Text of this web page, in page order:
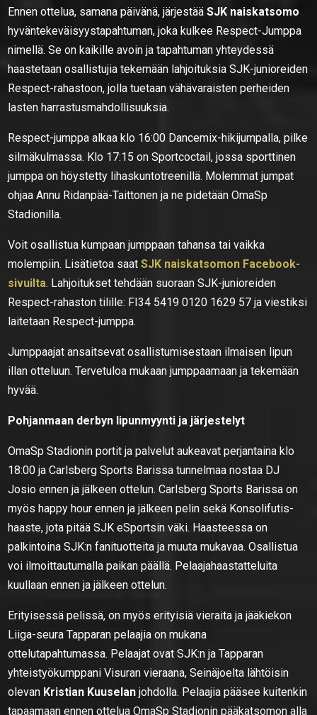
Ennen ottelua, samana päivänä, järjestääSJK naiskatsomo
hyväntekeväisyystapahtuman, joka kulkee Respect-Jumppa
nimellä. Se on kaikille avoin ja tapahtuman yhteydessä
haastetaan osallistujia tekemään lahjoituksia SJK-junioreiden
Respect-rahastoon, jolla tuetaan vähävaraisten perheiden
lasten harrastusmahdollisuuksia.
Respect-jumppa alkaa klo 16:00 Dancemix-hikijumpalla, pilke
silmäkulmassa. Klo 17:15 on Sportcoctail, jossa sporttinen
jumppa on höystetty lihaskuntotreenillä. Molemmat jumpat
ohjaa Annu Ridanpää-Taittonen ja ne pidetään OmaSp
Stadionilla.
Voit osallistua kumpaan jumppaan tahansa tai vaikka
molempiin. Lisätietoa saatSJK naiskatsomon Facebook-
sivuilta. Lahjoitukset tehdään suoraan SJK-junioreiden
Respect-rahaston tilille: FI34 5419 0120 1629 57 ja viestiksi
laitetaan Respect-jumppa.
Jumppaajat ansaitsevat osallistumisestaan ilmaisen lipun
illan otteluun. Tervetuloa mukaan jumppaamaan ja tekemään
hyvää.
Pohjanmaan derbyn lipunmyynti ja järjestelyt
OmaSp Stadionin portit ja palvelut aukeavat perjantaina klo
18:00 ja Carlsberg Sports Barissa tunnelmaa nostaa DJ
Josio ennen ja jälkeen ottelun. Carlsberg Sports Barissa on
myös happy hour ennen ja jälkeen pelin sekä Konsolifutis-
haaste, jota pitää SJK eSportsin väki. Haasteessa on
palkintoina SJK:n fanituotteita ja muuta mukavaa. Osallistua
voi ilmoittautumalla paikan päällä. Pelaajahaastatteluita
kuullaan ennen ja jälkeen ottelun.
Erityisessä pelissä, on myös erityisiä vieraita ja jääkiekon
Liiga-seura Tapparan pelaajia on mukana
ottelutapahtumassa. Pelaajat ovat SJK:n ja Tapparan
yhteistyökumppani Visuran vieraana, Seinäjoelta lähtöisin
olevan Kristian Kuuselan johdolla. Pelaajia pääsee kuitenkin
tapaamaan ennen ottelua OmaSp Stadionin pääkatsomon alla